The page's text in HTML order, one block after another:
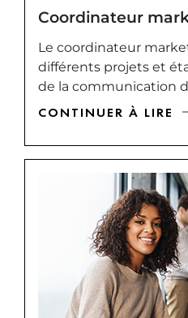
Coordinateur
Le coordinateur
différents projets et
de la communication
CONTINUER À LIRE